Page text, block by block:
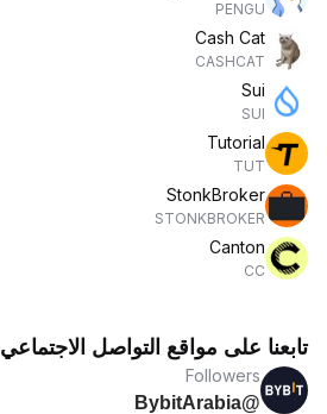
PENGU
Cash Cat
CASHCAT
Sui
SUI
Tutorial
TUT
StonkBroker
STONKBROKER
Canton
CC
تابعنا على مواقع التواصل الاجتماعي
Followers
@BybitArabia